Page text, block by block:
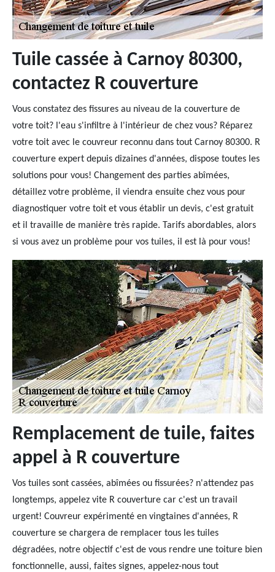
Tuile cassée à Carnoy 80300,
contactez R couverture
Vous constatez des fissures au niveau de la couverture de
votre toit? l'eau s'infiltre à l'intérieur de chez vous? Réparez
votre toit avec le couvreur reconnu dans tout Carnoy 80300. R
couverture expert depuis dizaines d'années, dispose toutes les
solutions pour vous! Changement des parties abîmées,
détaillez votre problème, il viendra ensuite chez vous pour
diagnostiquer votre toit et vous établir un devis, c'est gratuit
et il travaille de manière très rapide. Tarifs abordables, alors
si vous avez un problème pour vos tuiles, il est là pour vous!
Remplacement de tuile, faites
appel à R couverture
Vos tuiles sont cassées, abîmées ou fissurées? n'attendez pas
longtemps, appelez vite R couverture car c'est un travail
urgent! Couvreur expérimenté en vingtaines d'années, R
couverture se chargera de remplacer tous les tuiles
dégradées, notre objectif c'est de vous rendre une toiture bien
fonctionnelle, aussi, faites signes, appelez-nous tout